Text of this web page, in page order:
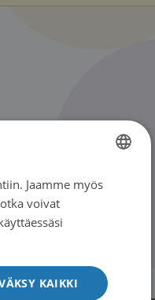
FINNISH
Jaamme myös
voivat
KAIKKI